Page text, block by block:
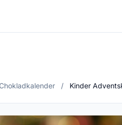
Chokladkalender / Kinder